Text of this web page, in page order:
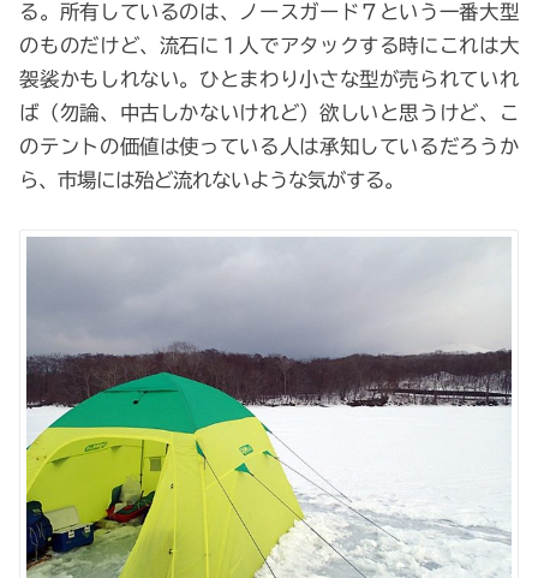
る。所有しているのは、ノースガード７という一番大型
のものだけど、流石に１人でアタックする時にこれは大
袈裟かもしれない。ひとまわり小さな型が売られていれ
ば（勿論、中古しかないけれど）欲しいと思うけど、こ
のテントの価値は使っている人は承知しているだろうか
ら、市場には殆ど流れないような気がする。